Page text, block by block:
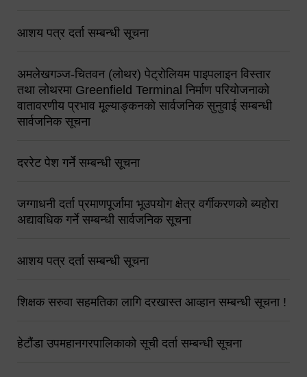
आशय पत्र दर्ता सम्बन्धी सूचना
अमलेखगञ्ज-चितवन (लोथर) पेट्रोलियम पाइपलाइन विस्तार
तथा लोथरमा Greenfield Terminal निर्माण परियोजनाको
वातावरणीय प्रभाव मूल्याङ्कनको सार्वजनिक सुनुवाई सम्बन्धी
सार्वजनिक सूचना
दररेट पेश गर्ने सम्बन्धी सूचना
जग्गाधनी दर्ता प्रमाणपूर्जामा भूउपयोग क्षेत्र वर्गीकरणको ब्यहोरा
अद्यावधिक गर्ने सम्बन्धी सार्वजनिक सूचना
आशय पत्र दर्ता सम्बन्धी सूचना
शिक्षक सरुवा सहमतिका लागि दरखास्त आव्हान सम्बन्धी सूचना !
हेटौंडा उपमहानगरपालिकाको सूची दर्ता सम्बन्धी सूचना